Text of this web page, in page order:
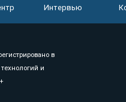
Интервью
в
и